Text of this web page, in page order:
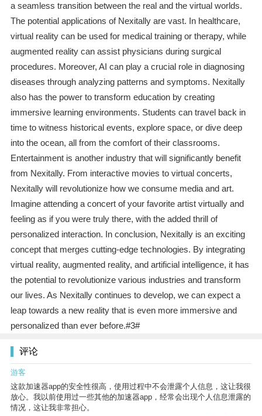
a seamless transition between the real and the virtual worlds.
The potential applications of Nexitally are vast. In healthcare,
virtual reality can be used for medical training or therapy, while
augmented reality can assist physicians during surgical
procedures. Moreover, AI can play a crucial role in diagnosing
diseases through analyzing patterns and symptoms. Nexitally
also has the power to transform education by creating
immersive learning environments. Students can travel back in
time to witness historical events, explore space, or dive deep
into the ocean, all from the comfort of their classrooms.
Entertainment is another industry that will significantly benefit
from Nexitally. From interactive movies to virtual concerts,
Nexitally will revolutionize how we consume media and art.
Imagine attending a concert of your favorite artist virtually and
feeling as if you were truly there, with the added thrill of
personalized interaction. In conclusion, Nexitally is an exciting
concept that merges cutting-edge technologies. By integrating
virtual reality, augmented reality, and artificial intelligence, it has
the potential to revolutionize various industries and transform
our lives. As Nexitally continues to develop, we can expect a
leap towards a new reality that is even more immersive and
personalized than ever before.#3#
评论
游客
这款加速器app的安全性很高，使用过程中不会泄露个人信息，这让我很
放心。我以前使用过一些其他的加速器app，经常会出现个人信息泄露的
情况，这让我非常担心。